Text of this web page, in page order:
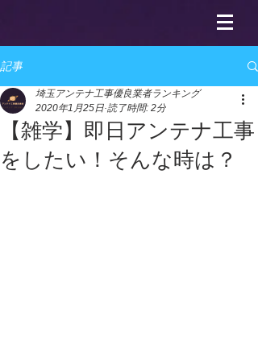
記事
【雑学】即日アンテナ工事
をしたい！そんな時は？
埼玉アンテナ工事優良業者ランキング
2020年1月25日 読了時間: 2分